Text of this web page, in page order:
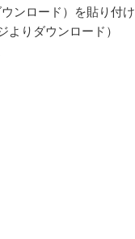
ンロード）を貼り付け
りダウンロード）